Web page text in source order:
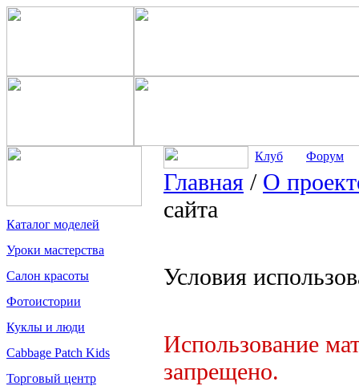
Каталог моделей
Уроки мастерства
Салон красоты
Фотоистории
Куклы и люди
Cabbage Patch Kids
Торговый центр
Клуб Форум
Главная / О
сайта
Условия
Использование
запрещено.